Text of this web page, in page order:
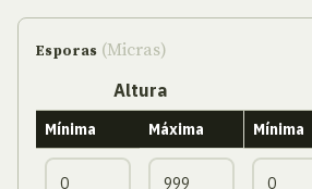
Esporas (Micras)
Altura
Mínima Máxima Mínima